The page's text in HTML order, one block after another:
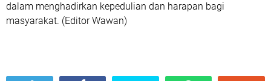
dalam menghadirkan kepedulian dan harapan bagi
masyarakat. (Editor Wawan)